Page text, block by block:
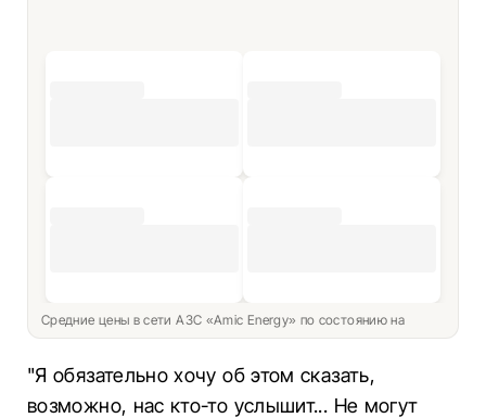
Средние цены в сети АЗС «Amic Energy» по состоянию на
"Я обязательно хочу об этом сказать,
возможно, нас кто-то услышит... Не могут